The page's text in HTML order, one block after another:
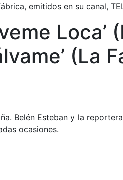
emitidos en su canal,
Loca’
(La
Belén Esteban y la
ocasiones.